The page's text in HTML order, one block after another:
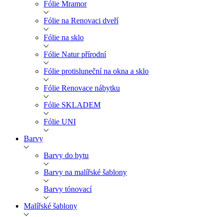
Fólie Mramor
Fólie na Renovaci dveří
Fólie na sklo
Fólie Natur přírodní
Fólie protisluneční na okna a sklo
Fólie Renovace nábytku
Fólie SKLADEM
Fólie UNI
Barvy
Barvy do bytu
Barvy na malířské šablony
Barvy tónovací
Malířské šablony